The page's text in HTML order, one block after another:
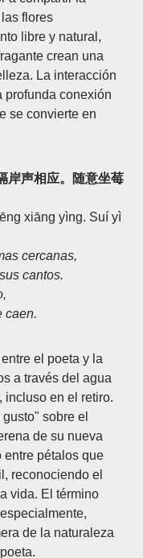
flores
libre y natural,
crean una
La interacción
profunda conexión
se convierte en
岸声相应。随意坐莓
xiāng yìng. Suí yì
cercanas,
cantos.
caen.
el poeta y la
a través del agua
incluso en el retiro.
sobre el
de su nueva
entre pétalos que
reconociendo el
vida. El término
de la naturaleza